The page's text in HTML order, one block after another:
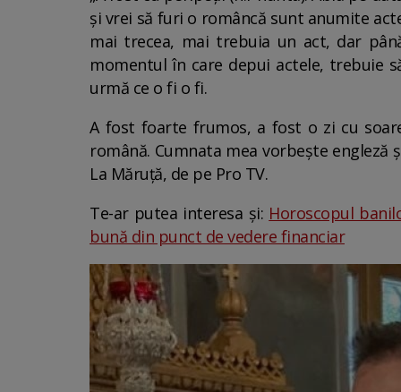
și vrei să furi o româncă sunt anumite
mai trecea, mai trebuia un act, dar
momentul în care depui actele, trebuie
urmă ce o fi o fi.
A fost foarte frumos, a fost o zi cu
română. Cumnata mea vorbește
La Măruță, de pe Pro TV.
Te-ar putea interesa și: Horoscopul
bună din punct de vedere financiar